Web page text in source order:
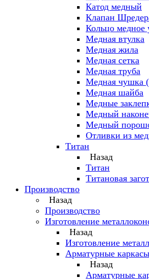
Катод медный
Клапан
Кольцо медное
Медная втулка
Медная жила
Медная сетка
Медная труба
Медная чушка
Медная шайба
Медные
Медный
Медный
Отливки из
Титан
Назад
Титан
Титановая
Производство
Назад
Производство
Изготовление
Назад
Изготовление
Арматурные каркасы
Назад
Арматурные